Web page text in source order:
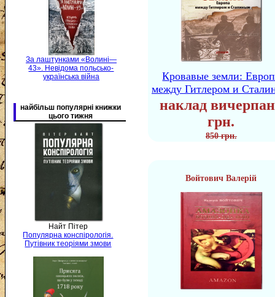
За лаштунками «Волині—
43». Невідома польсько-
українська війна
найбільш популярні книжки
цього тижня
Найт Пітер
Популярна конспірологія.
Путівник теоріями змови
Кровавые земли:
между Гитлером и
наклад
грн.
850 грн.
Войтович Валерій